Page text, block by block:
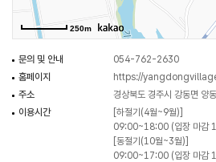
250m
문의 및 안내
054-762-2630
홈페이지
https://
주소
경상북도 경주시 강동면 양
이용시간
[하절기(4월~9월)]
09:00~18:00 (입장 마감
[동절기(10월~3월)]
09:00~17:00 (입장 마감